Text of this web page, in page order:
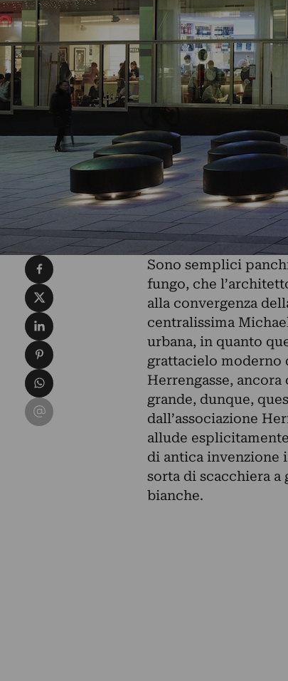
Sono semplici
fungo, che
alla convergenza
centralissima
urbana, in quanto
grattacielo moderno
Herrengasse,
grande, dunque,
dall’associazione
allude
di antica invenzione
sorta di scacchiera
bianche.
Condividi su Facebook
Condividi su X
Condividi su LinkedIn
Condividi su Pinterest
Condividi su WhatsApp
Condividi su Email